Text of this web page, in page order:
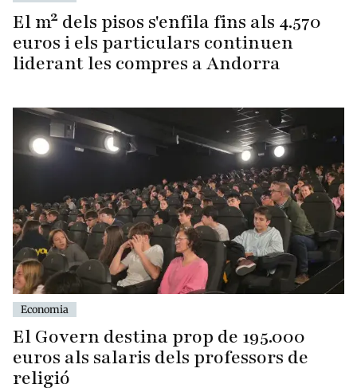
El m² dels pisos s'enfila fins als 4.570
euros i els particulars continuen
liderant les compres a Andorra
Economia
El Govern destina prop de 195.000
euros als salaris dels professors de
religió